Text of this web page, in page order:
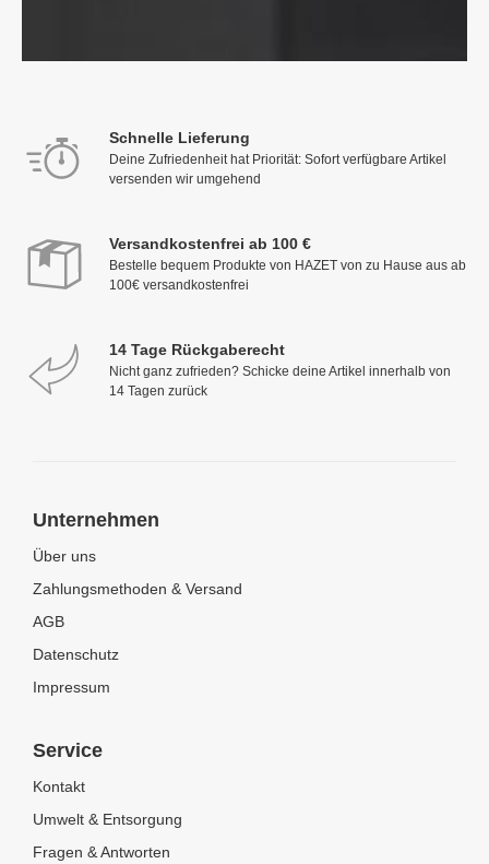
Schnelle Lieferung
Deine Zufriedenheit hat Priorität: Sofort verfügbare Artikel
versenden wir umgehend
Versandkostenfrei ab 100 €
Bestelle bequem Produkte von HAZET von zu Hause aus ab
100€ versandkostenfrei
14 Tage Rückgaberecht
Nicht ganz zufrieden? Schicke deine Artikel innerhalb von
14 Tagen zurück
Unternehmen
Über uns
Zahlungsmethoden & Versand
AGB
Datenschutz
Impressum
Service
Kontakt
Umwelt & Entsorgung
Fragen & Antworten